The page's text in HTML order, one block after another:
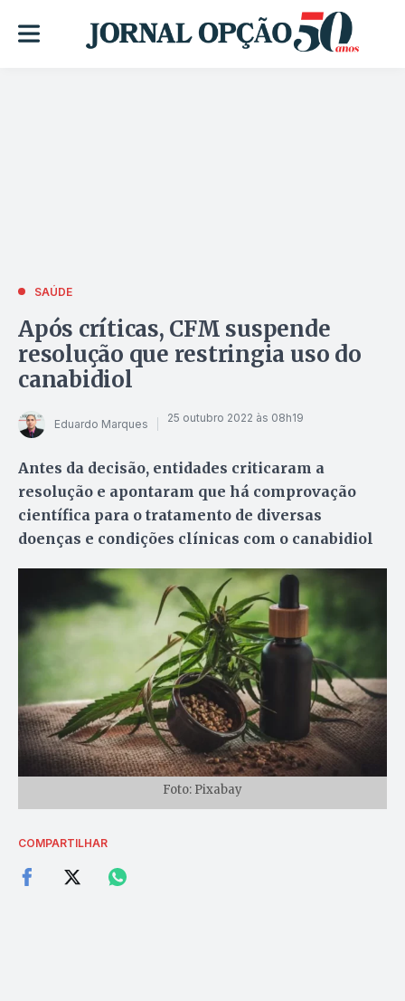
SAÚDE
Após críticas, CFM suspende
resolução que restringia uso do
canabidiol
Eduardo Marques 25 outubro 2022 às 08h19
Antes da decisão, entidades criticaram a
resolução e apontaram que há comprovação
científica para o tratamento de diversas
doenças e condições clínicas com o canabidiol
Foto: Pixabay
COMPARTILHAR